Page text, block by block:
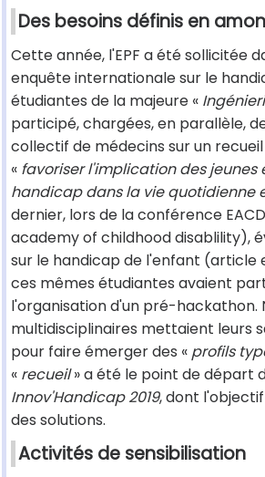
Des besoins définis en
Cette année, l'EPF a été sollicitée
enquête internationale sur le
étudiantes de la majeure «
participé, chargées, en parallèle,
collectif de médecins sur un
« favoriser l'implication des jeunes
handicap dans la vie quotidienne
dernier, lors de la conférence
academy of childhood disablility),
sur le handicap de l'enfant (article
ces mêmes étudiantes avaient
l'organisation d'un pré-hackathon.
multidisciplinaires mettaient leurs
pour faire émerger des « profils
« recueil» a été le point de départ
Innov'Handicap 2019, dont
des solutions.
Activités de sensibilisation